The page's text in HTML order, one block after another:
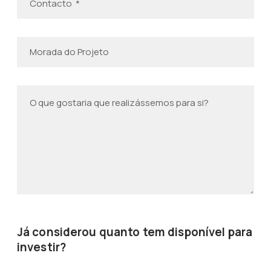
Já considerou quanto tem disponível para
investir?